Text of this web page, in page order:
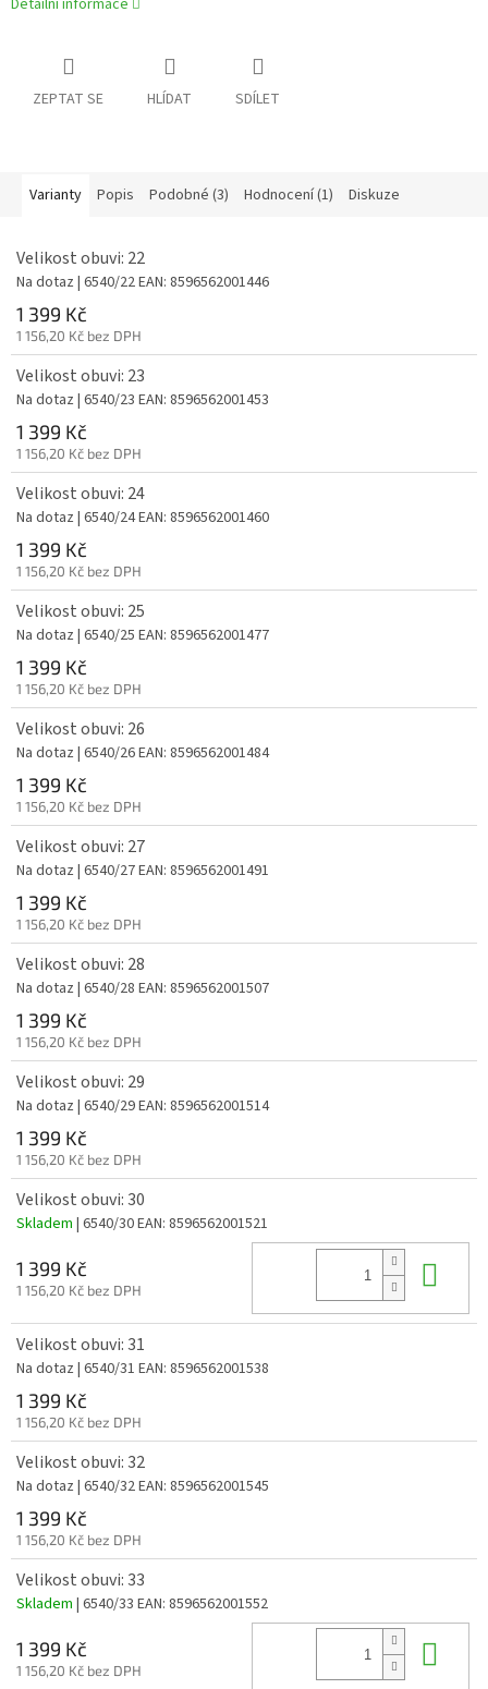
Detailní informace
ZEPTAT SE HLÍDAT SDÍLET
Varianty Popis Podobné (3) Hodnocení (1) Diskuze
Velikost obuvi: 22
Na dotaz | 6540/22EAN: 8596562001446
1 399 Kč
1 156,20 Kč bez DPH
Velikost obuvi: 23
Na dotaz | 6540/23 EAN: 8596562001453
1 399 Kč
1 156,20 Kč bez DPH
Velikost obuvi: 24
Na dotaz | 6540/24EAN: 8596562001460
1 399 Kč
1 156,20 Kč bez DPH
Velikost obuvi: 25
Na dotaz | 6540/25 EAN: 8596562001477
1 399 Kč
1 156,20 Kč bez DPH
Velikost obuvi: 26
Na dotaz | 6540/26EAN: 8596562001484
1 399 Kč
1 156,20 Kč bez DPH
Velikost obuvi: 27
Na dotaz | 6540/27EAN: 8596562001491
1 399 Kč
1 156,20 Kč bez DPH
Velikost obuvi: 28
Na dotaz | 6540/28 EAN: 8596562001507
1 399 Kč
1 156,20 Kč bez DPH
Velikost obuvi: 29
Na dotaz | 6540/29EAN: 8596562001514
1 399 Kč
1 156,20 Kč bez DPH
Velikost obuvi: 30
Skladem | 6540/30EAN: 8596562001521
1 399 Kč
1 156,20 Kč bez DPH
Velikost obuvi: 31
Na dotaz | 6540/31 EAN: 8596562001538
1 399 Kč
1 156,20 Kč bez DPH
Velikost obuvi: 32
Na dotaz | 6540/32EAN: 8596562001545
1 399 Kč
1 156,20 Kč bez DPH
Velikost obuvi: 33
Skladem | 6540/33 EAN: 8596562001552
1 399 Kč
1 156,20 Kč bez DPH